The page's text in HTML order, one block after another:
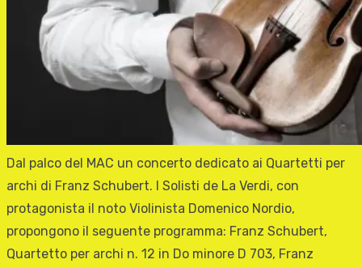
Dal palco del MAC un concerto dedicato ai Quartetti per
archi di Franz Schubert. I Solisti de La Verdi, con
protagonista il noto Violinista Domenico Nordio,
propongono il seguente programma: Franz Schubert,
Quartetto per archi n. 12 in Do minore D 703, Franz